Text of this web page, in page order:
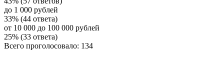
до 1 000 рублей
33% (44 ответа)
от 10 000 до 100 000 рублей
25% (33 ответа)
Всего проголосовало: 134